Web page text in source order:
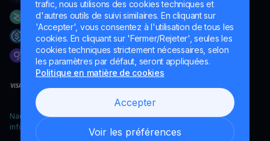
trafic, nous utilisons des cookies techniques et
d'autres outils de suivi similaires. En cliquant sur
'Accepter', vous consentez à l'utilisation de tous les
cookies. En cliquant sur 'Fermer/Rejeter', seules les
cookies techniques strictement nécessaires, selon
les paramètres par défaut, seront appliquées.
Politique en matière de cookies
Accepter
Voir les préférences
Naumard LTD. – uniquement à des fins de développement
informatique, de recherche et de marketing